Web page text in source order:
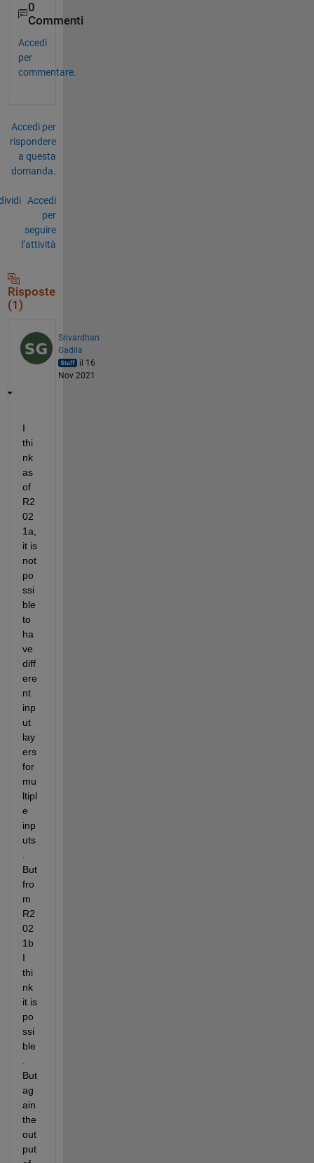
0
Commenti
Accedi
per
commentare.
Accedi per
rispondere
a questa
domanda.
Accedi
per
seguire
l’attività
Risposte
(1)
Srivardhan
Gadila
il 16
Nov 2021
I
thi
nk
as
of
R2
02
1a,
it is
not
po
ssi
ble
to
ha
ve
diff
ere
nt
inp
ut
lay
ers
for
mu
ltipl
e
inp
uts
But
fro
m
R2
02
1b
I
thi
nk
it is
po
ssi
ble
But
ag
ain
the
out
put